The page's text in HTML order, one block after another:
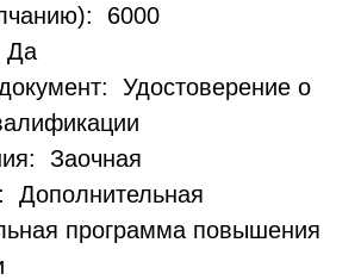
6000
Да
Удостоверение о
Заочная
Дополнительная
программа повышения